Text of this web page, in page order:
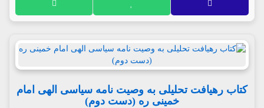
کتاب رهیافت تحلیلی به وصیت نامه سیاسی الهی امام
خمینی ره (دست دوم)